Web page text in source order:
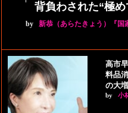
背負わされた“極
by 新恭（あらたきょう）『
高市
料品
の大
by 小